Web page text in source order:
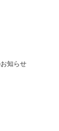
知らせ